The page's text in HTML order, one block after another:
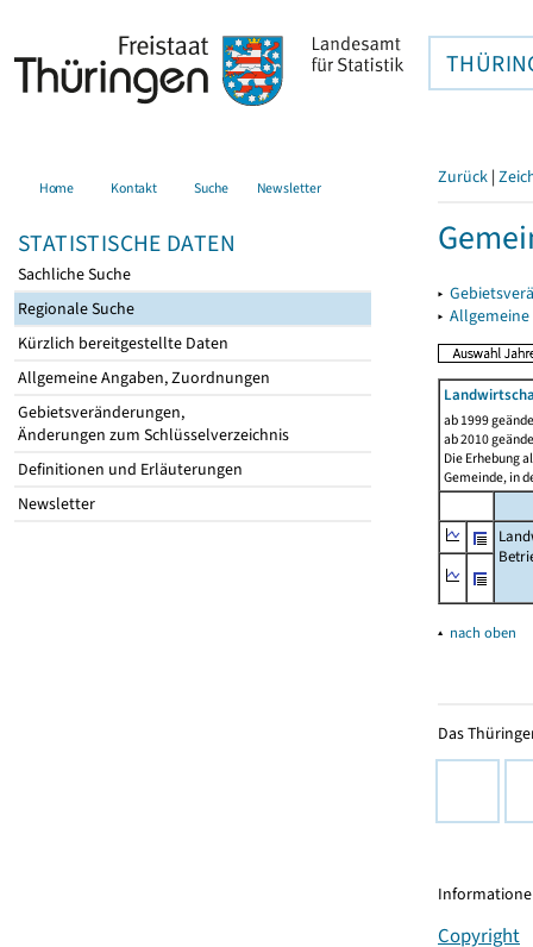
Home Kontakt Suche Newsletter
STATISTISCHE DATEN
Sachliche Suche
Regionale Suche
Kürzlich bereitgestellte Daten
Allgemeine Angaben, Zuordnungen
Gebietsveränderungen,
Änderungen zum Schlüsselverzeichnis
Definitionen und Erläuterungen
Newsletter
Zurück |
▸
▸
ab 1999
ab 2010
Die Erhebung
Gemeinde, in
▴ nach oben
Das
Copyright